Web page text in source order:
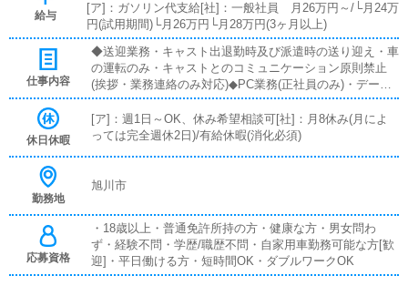
給与
[ア]：ガソリン代支給[社]：一般社員 月26万円～/└月24万
円(試用期間)└月26万円└月28万円(3ヶ月以上)
仕事内容
◆送迎業務・キャスト出退勤時及び派遣時の送り迎え・車
の運転のみ・キャストとのコミュニケーション原則禁止
(挨拶・業務連絡のみ対応)◆PC業務(正社員のみ)・データ
入力および、ポータルサイトの情報更新◆電話応対業務
(正社員のみ)・お客様からの電話の対応、予約確認、ドラ
イバーへの配車指示等
休日休暇
[ア]：週1日～OK、休み希望相談可[社]：月8休み(月によ
っては完全週休2日)/有給休暇(消化必須)
勤務地
旭川市
応募資格
・18歳以上・普通免許所持の方・健康な方・男女問わ
ず・経験不問・学歴/職歴不問・自家用車勤務可能な方[歓
迎]・平日働ける方・短時間OK・ダブルワークOK